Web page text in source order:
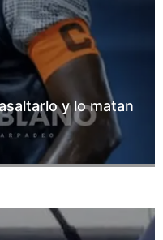
y lo matan